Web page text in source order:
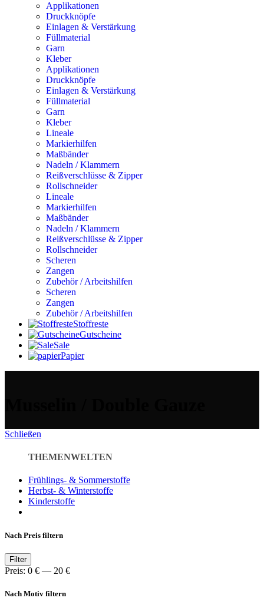
Applikationen
Druckknöpfe
Einlagen & Verstärkung
Füllmaterial
Garn
Kleber
Applikationen
Druckknöpfe
Einlagen & Verstärkung
Füllmaterial
Garn
Kleber
Lineale
Markierhilfen
Maßbänder
Nadeln / Klammern
Reißverschlüsse & Zipper
Rollschneider
Lineale
Markierhilfen
Maßbänder
Nadeln / Klammern
Reißverschlüsse & Zipper
Rollschneider
Scheren
Zangen
Zubehör / Arbeitshilfen
Scheren
Zangen
Zubehör / Arbeitshilfen
Stoffreste
Gutscheine
Sale
Papier
Schließen
THEMENWELTEN
Frühlings- & Sommerstoffe
Herbst- & Winterstoffe
Kinderstoffe
Nach Preis filtern
Min.
Preis
Max.
Preis
Filter
Preis: 0 € — 20 €
Nach Motiv filtern